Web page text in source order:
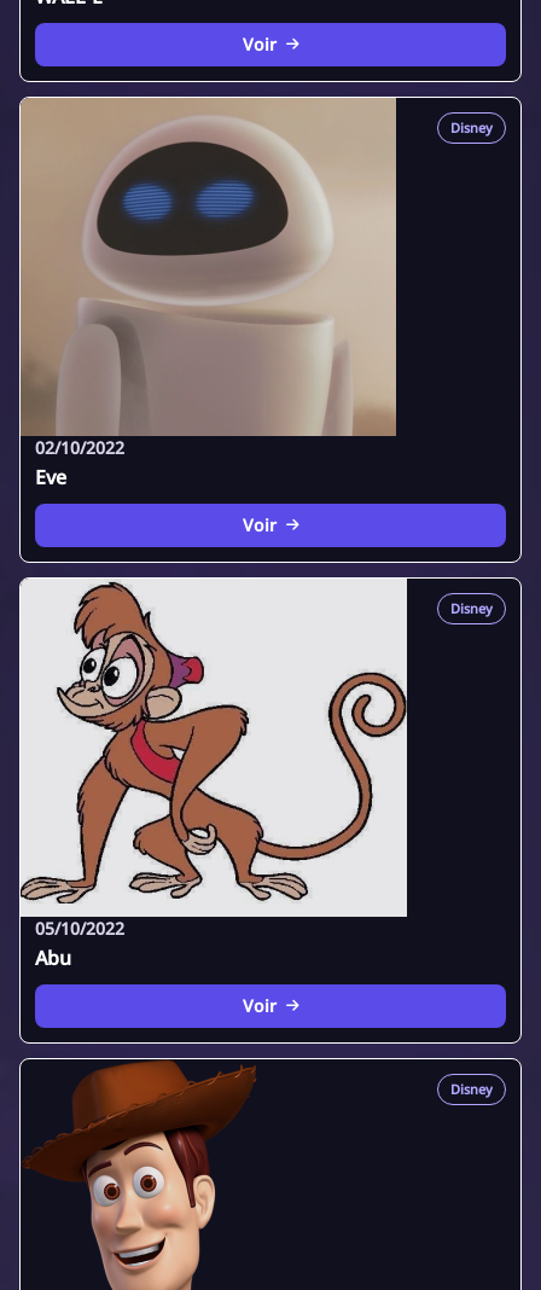
Voir
Disney
02/10/2022
Eve
Voir
Disney
05/10/2022
Abu
Voir
Disney